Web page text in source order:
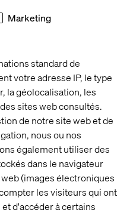
standard de
votre adresse IP, le type
la géolocalisation, les
sites web consultés.
de notre site web et de
nous ou nos
également utiliser des
dans le navigateur
(images électroniques
les visiteurs qui ont
d'accéder à certains
Marketing
Collaborateurs